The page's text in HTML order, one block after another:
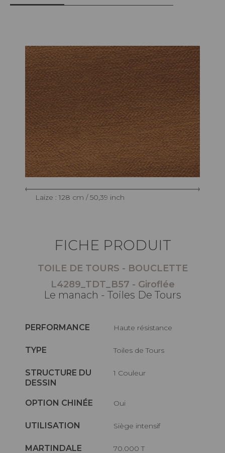
Laize : 128 cm / 50,39 inch
FICHE PRODUIT
TOILE DE TOURS - BOUCLETTE
L4289_TDT_B57 - Giroflée
Le manach - Toiles De Tours
PERFORMANCE haute résistance
TYPE Toiles de Tours
STRUCTURE DU
DESSIN
1 Couleur
OPTION CHINÉE Oui
UTILISATION Siège intensif
MARTINDALE 70.000 T